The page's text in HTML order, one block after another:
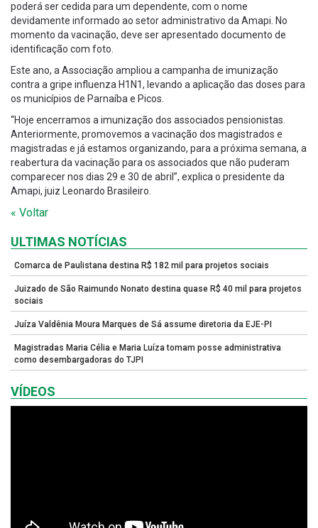
poderá ser cedida para um dependente, com o nome
devidamente informado ao setor administrativo da Amapi. No
momento da vacinação, deve ser apresentado documento de
identificação com foto.
Este ano, a Associação ampliou a campanha de imunização
contra a gripe influenza H1N1, levando a aplicação das doses para
os municípios de Parnaíba e Picos.
“Hoje encerramos a imunização dos associados pensionistas.
Anteriormente, promovemos a vacinação dos magistrados e
magistradas e já estamos organizando, para a próxima semana, a
reabertura da vacinação para os associados que não puderam
comparecer nos dias 29 e 30 de abril”, explica o presidente da
Amapi, juiz Leonardo Brasileiro.
« Voltar
ULTIMAS NOTÍCIAS
Comarca de Paulistana destina R$ 182 mil para projetos sociais
Juizado de São Raimundo Nonato destina quase R$ 40 mil para projetos
sociais
Juíza Valdênia Moura Marques de Sá assume diretoria da EJE-PI
Magistradas Maria Célia e Maria Luíza tomam posse administrativa
como desembargadoras do TJPI
VÍDEOS